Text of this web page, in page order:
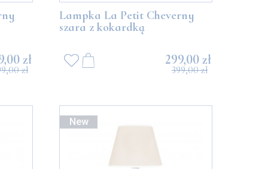
zł
zł
Lampka La Petit Cheverny
szara z kokardką
299,00 zł
399,00 zł
New